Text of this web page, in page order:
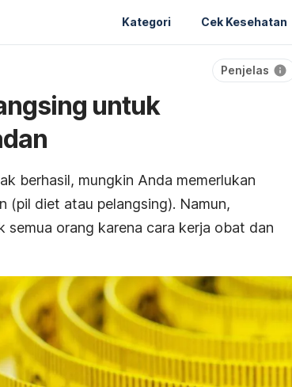
Kategori Cek Kesehatan
Penjelas
untuk
berhasil, mungkin Anda memerlukan
(pil diet atau pelangsing). Namun,
orang karena cara kerja obat dan